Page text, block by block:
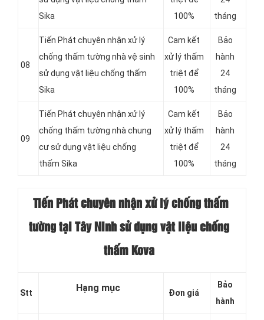
Sika
100%
tháng
08
Tiến Phát chuyên nhận xử lý
chống thấm tường nhà vệ sinh
sử dụng vật liệu chống thấm
Sika
Cam kết
xử lý thấm
triệt để
100%
Bảo
hành
24
tháng
09
Tiến Phát chuyên nhận xử lý
chống thấm tường nhà chung
cư sử dụng vật liệu chống
thấm Sika
Cam kết
xử lý thấm
triệt để
100%
Bảo
hành
24
tháng
Tiến Phát chuyên nhận xử lý chống thấm
tường tại Tây Ninh sử dụng vật liệu chống
thấm Kova
Stt Hạng mục Đơn giá
Bảo
hành